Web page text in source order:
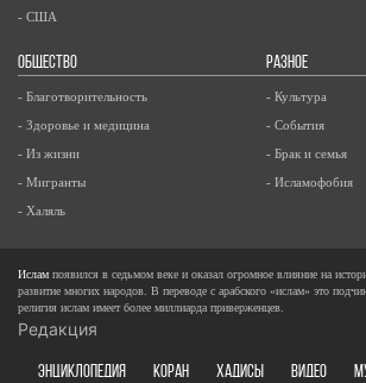
- США
ОБЩЕСТВО
- Благотворительность
- Здоровье и медицина
- Из жизни
- Мигранты
- Халяль
РАЗНОЕ
- Культура
- События
- Брак и семья
- Исламофобия
Ислам появился в седьмом веке и оказал огромное влияние на
развитие многих народов. В переводе с арабского «ислам» это
религия ислам имеет более миллиарда приверженцев.
Редакция
ЭНЦИКЛОПЕДИЯ КОРАН ХАДИСЫ ВИДЕО